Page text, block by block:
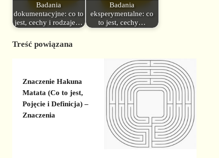
Badania
dokumentacyjne: co to
jest, cechy i rodzaje…
Badania
eksperymentalne: co
to jest, cechy…
Treść powiązana
Znaczenie Hakuna
Matata (Co to jest,
Pojęcie i Definicja) –
Znaczenia